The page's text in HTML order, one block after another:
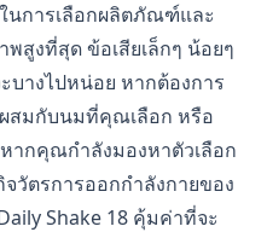
นการเลือกผลิตภัณฑ์และ
สูงที่สุด ข้อเสียเล็กๆ น้อยๆ
บางไปหน่อย หากต้องการ
สมกับนมที่คุณเลือก หรือ
ากคุณกำลังมองหาตัวเลือก
วัตรการออกกำลังกายของ
Shake 18 คุ้มค่าที่จะ